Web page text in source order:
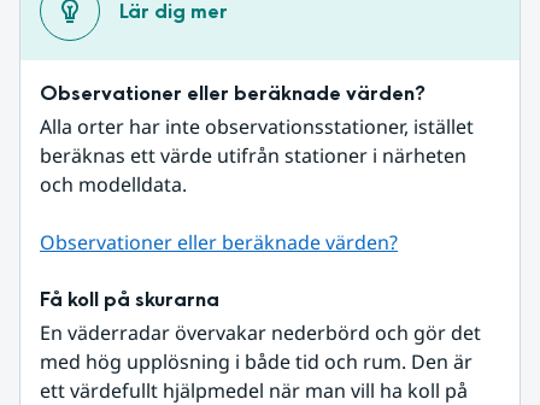
Lär dig mer
Observationer eller beräknade värden?
Alla orter har inte observationsstationer, istället
beräknas ett värde utifrån stationer i närheten
och modelldata.
Observationer eller beräknade värden?
Få koll på skurarna
En väderradar övervakar nederbörd och gör det
med hög upplösning i både tid och rum. Den är
ett värdefullt hjälpmedel när man vill ha koll på